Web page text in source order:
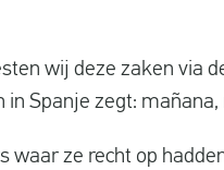
wij deze zaken via
Spanje zegt: mañana,
waar ze recht op